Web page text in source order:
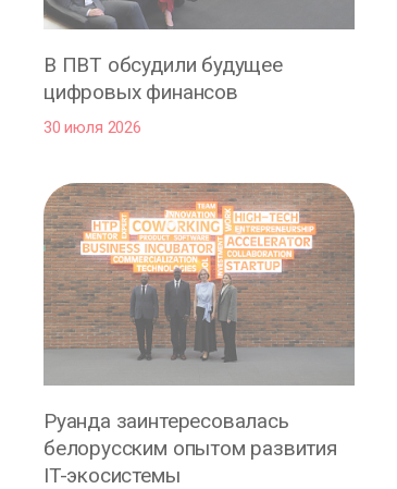
В ПВТ обсудили будущее
цифровых финансов
30 июля 2026
Руанда заинтересовалась
белорусским опытом развития
IT-экосистемы